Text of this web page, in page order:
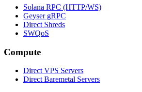
Solana RPC (HTTP/WS)
Geyser gRPC
Direct Shreds
SWQoS
Compute
Direct VPS Servers
Direct Baremetal Servers